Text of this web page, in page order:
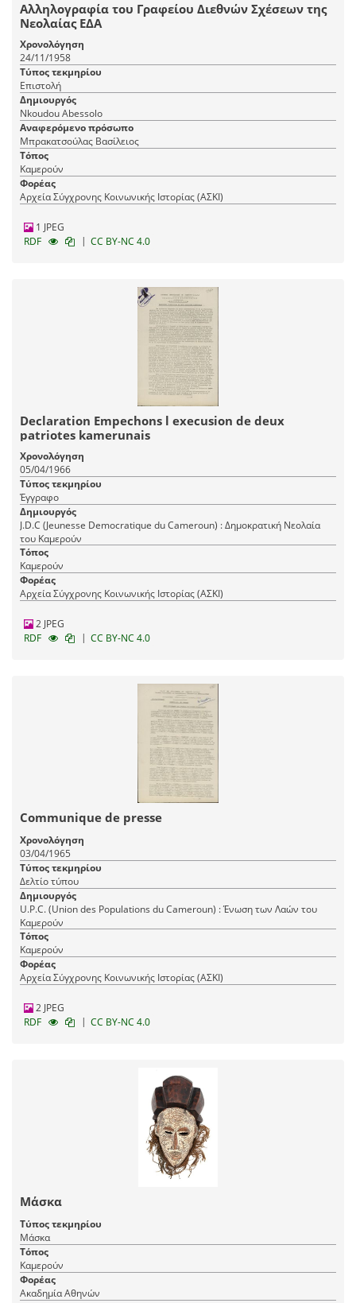
Αλληλογραφία του Γραφείου Διεθνών Σχέσεων της
Νεολαίας ΕΔΑ
Χρονολόγηση
24/11/1958
Τύπος τεκμηρίου
Επιστολή
Δημιουργός
Nkoudou Abessolo
Αναφερόμενο πρόσωπο
Μπρακατσούλας Βασίλειος
Τόπος
Καμερούν
Φορέας
Αρχεία Σύγχρονης Κοινωνικής Ιστορίας (ΑΣΚΙ)
1 JPEG
RDF
| CC BY-NC 4.0
Declaration Empechons l execusion de deux
patriotes kamerunais
Χρονολόγηση
05/04/1966
Τύπος τεκμηρίου
Έγγραφο
Δημιουργός
J.D.C (Jeunesse Democratique du Cameroun) : Δημοκρατική Νεολαία
του Καμερούν
Τόπος
Καμερούν
Φορέας
Αρχεία Σύγχρονης Κοινωνικής Ιστορίας (ΑΣΚΙ)
2 JPEG
RDF
| CC BY-NC 4.0
Communique de presse
Χρονολόγηση
03/04/1965
Τύπος τεκμηρίου
Δελτίο τύπου
Δημιουργός
U.P.C. (Union des Populations du Cameroun) : Ένωση των Λαών του
Καμερούν
Τόπος
Καμερούν
Φορέας
Αρχεία Σύγχρονης Κοινωνικής Ιστορίας (ΑΣΚΙ)
2 JPEG
RDF
| CC BY-NC 4.0
Μάσκα
Τύπος τεκμηρίου
Μάσκα
Τόπος
Καμερούν
Φορέας
Ακαδημία Αθηνών